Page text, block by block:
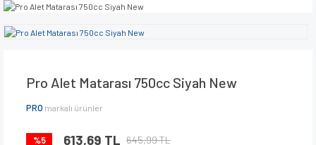
Pro Alet Matarası 750cc Siyah New
PRO markalı ürünler
%5 613,69 TL 645,99 TL